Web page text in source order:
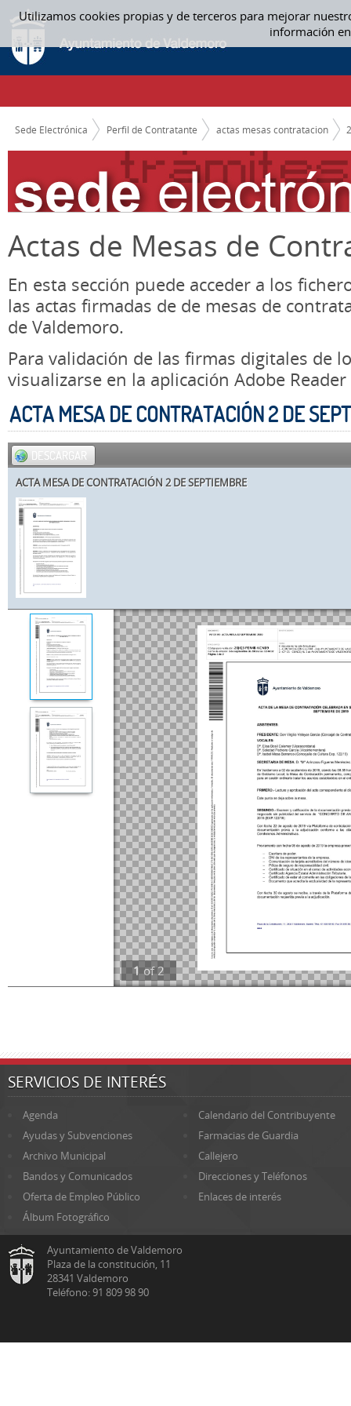
Utilizamos cookies propias y de terceros para mejorar
información
Saltar al contenido
ACTAS MESAS CONTRATACION
CAMINO DE MIGAS
Sede Electrónica Perfil de Contratante actas mesas contratacion
Actas de Mesas de
En esta sección puede acceder a los
las actas firmadas de de mesas de
de Valdemoro.
Para validación de las firmas digitales de
visualizarse en la aplicación Adobe Reader
ACTA MESA DE CONTRATACIÓN 2 DE
DESCARGAR
ACTA MESA DE CONTRATACIÓN 2 DE SEPTIEMBRE
1 of 2
SERVICIOS DE INTERÉS
Agenda
Calendario del Contribuyente
Ayudas y Subvenciones
Farmacias de Guardia
Archivo Municipal
Callejero
Bandos y Comunicados
Direcciones y Teléfonos
Oferta de Empleo Público
Enlaces de interés
Álbum Fotográfico
Ayuntamiento de Valdemoro
Plaza de la constitución, 11
28341 Valdemoro
Teléfono: 91 809 98 90